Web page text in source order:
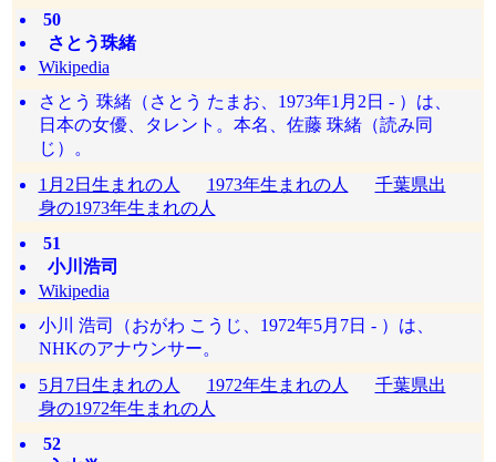
50
さとう珠緒
Wikipedia
さとう 珠緒（さとう たまお、1973年1月2日 - ）は、
日本の女優、タレント。本名、佐藤 珠緒（読み同
じ）。
1月2日生まれの人
1973年生まれの人
千葉県出
身の1973年生まれの人
51
小川浩司
Wikipedia
小川 浩司（おがわ こうじ、1972年5月7日 - ）は、
NHKのアナウンサー。
5月7日生まれの人
1972年生まれの人
千葉県出
身の1972年生まれの人
52